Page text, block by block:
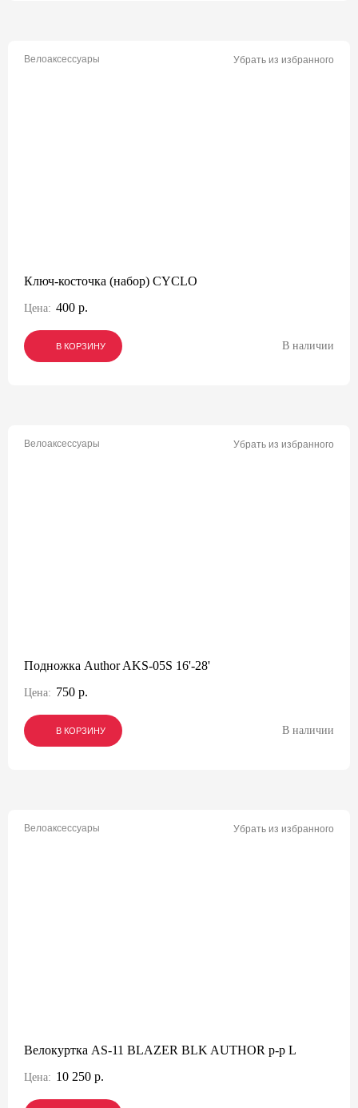
Велоаксессуары Убрать из избранного
Ключ-косточка (набор) CYCLO
Цена: 400 р.
В КОРЗИНУ
В КОРЗИНУ
В КОРЗИНУ В наличии
Велоаксессуары Убрать из избранного
Подножка Author AKS-05S 16'-28'
Цена: 750 р.
В КОРЗИНУ
В КОРЗИНУ
В КОРЗИНУ В наличии
Велоаксессуары Убрать из избранного
Велокуртка AS-11 BLAZER BLK AUTHOR р-р L
Цена: 10 250 р.